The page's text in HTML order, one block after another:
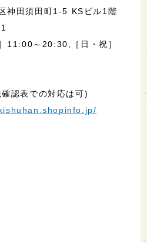
神田須田町1-5 KSビル1階
11:00～20:30,［日・祝］
認表での対応は可)